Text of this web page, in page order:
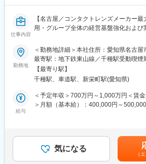
【会社概要】
阪、福岡、名古屋と各地に拠点を展開
に事業所を設けています。
変更の範囲：会社の定める業務
を高め、有効なAIエージェント構築に向
・起案部門と連携し適切なシステムを提
■将来的なキャリアの方向性：
・マーケティング部門のIT担当
■当社の特徴：
当社は角膜コンタクトレンズを開発して
ソフトコンタクトレンズ市場において
ェアを獲得しています。
をすべく、欧州、米国、そしてアジア諸
ットへ拡大戦略を実施中です。
仕事内容
【名古屋／コンタクトレンズメーカー
用・グループ全体の経営基盤強化および
■職務内容：
・戦略立案から現場への実装までをつな
出を担っていただきます。
・本ポジションは経営企画部門に所属し
て、構想力と実行力の両軸を発揮して
いただきます。
戦略レベルの施策まで幅広く関わってい
・多様な部門と協働し、全社最適の視点
勤務地
＜勤務地詳細＞本社住所：愛知県名古
最寄駅：地下鉄東山線／千種駅受動喫煙
【最寄り駅】
千種駅、車道駅、新栄町駅(愛知県)
給与
＜予定年収＞700万円～1,000万円＜賃
＞月額（基本給）：400,000円～
の金額であり、選考を通じて上下する可
額)は固定手当を含めた表記です。
気になる
（